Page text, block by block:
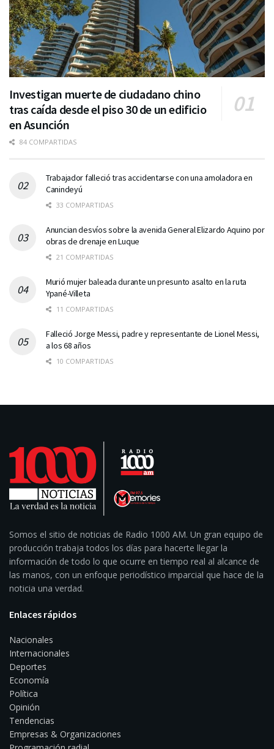
Investigan muerte de ciudadano chino
tras caída desde el piso 30 de un edificio
en Asunción
84 COMPARTIDAS
Trabajador falleció tras accidentarse con una amoladora en
Canindeyú
33 COMPARTIDAS
Anuncian desvíos sobre la avenida General Elizardo Aquino por
obras de drenaje en Luque
21 COMPARTIDAS
Murió mujer baleada durante un presunto asalto en la ruta
Ypané-Villeta
11 COMPARTIDAS
Falleció Jorge Messi, padre y representante de Lionel Messi,
a los 68 años
10 COMPARTIDAS
Somos el sitio de noticias de Radio 1000 AM. Un gran equipo de
producción trabaja todos los días para hacerte llegar la
información de todo lo que ocurre en tiempo real al alcance de
las manos, con un enfoque periodístico imparcial que hace de la
noticia una verdad.
Enlaces rápidos
Nacionales
Internacionales
Deportes
Economía
Política
Opinión
Tendencias
Empresas & Organizaciones